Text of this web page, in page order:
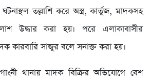
তল্লাশি করে অস্ত্র, কার্তুজ, মাদকসহ
উদ্ধার করা হয়। পরে এলাকাবাসীর
কারবারি সাজুর বলে সনাক্ত করা হয়।
থানায় মাদক বিক্রির অভিযোগে বেশ